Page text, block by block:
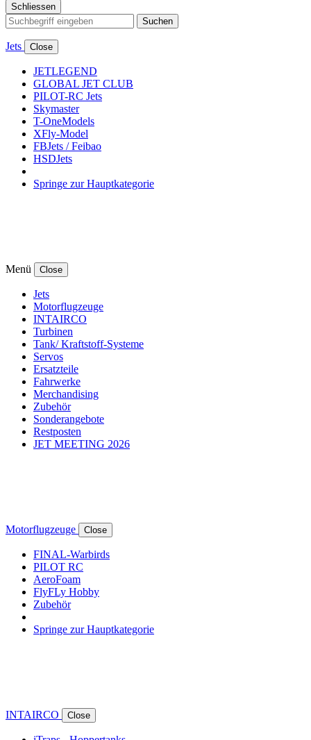
Schliessen
Suchen
Jets Close
JETLEGEND
GLOBAL JET CLUB
PILOT-RC Jets
Skymaster
T-OneModels
XFly-Model
FBJets / Feibao
HSDJets
Springe zur Hauptkategorie
Menü Close
Jets
Motorflugzeuge
INTAIRCO
Turbinen
Tank/ Kraftstoff-Systeme
Servos
Ersatzteile
Fahrwerke
Merchandising
Zubehör
Sonderangebote
Restposten
JET MEETING 2026
Motorflugzeuge Close
FINAL-Warbirds
PILOT RC
AeroFoam
FlyFLy Hobby
Zubehör
Springe zur Hauptkategorie
INTAIRCO Close